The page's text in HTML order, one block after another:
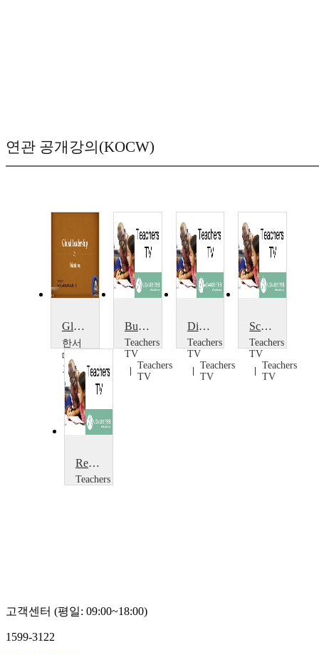
연관 공개강의(KOCW)
Global Leadership
한서
대학
교
Shaneil
Dipasupil
Building Leadership Capacity
Teachers
TV
Teachers
TV
Distributed Leadership: Relieving Work Pressure?
Teachers
TV
Teachers
TV
School Leadership in the UK
Teachers
TV
Teachers
TV
Reducing ISV: Leadership
Teachers
고객센터 (평일: 09:00~18:00)
1599-3122